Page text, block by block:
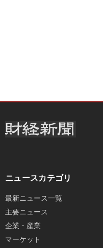
ニュースカテゴリ
最新ニュース一覧
主要ニュース
企業・産業
マーケット